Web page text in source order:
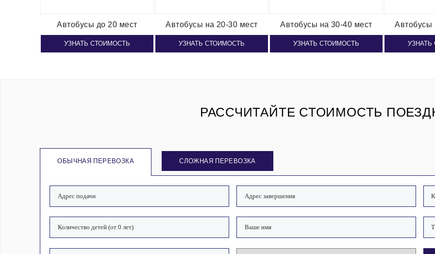
Автобусы до 20 мест
УЗНАТЬ СТОИМОСТЬ
Автобусы на 20-30 мест
УЗНАТЬ СТОИМОСТЬ
Автобусы на 30-40 мест
УЗНАТЬ СТОИМОСТЬ
Автобусы
УЗНАТЬ
РАССЧИТАЙТЕ СТОИМОСТЬ
ОБЫЧНАЯ ПЕРЕВОЗКА СЛОЖНАЯ ПЕРЕВОЗКА